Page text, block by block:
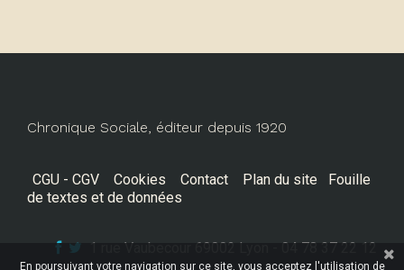
Chronique Sociale, éditeur depuis 1920
CGU - CGV Cookies Contact Plan du site
Fouille
de textes et de données
1 rue Vaubecour 69002 Lyon - 04 78 37 22 12
En poursuivant votre navigation sur ce site, vous acceptez l'utilisation de